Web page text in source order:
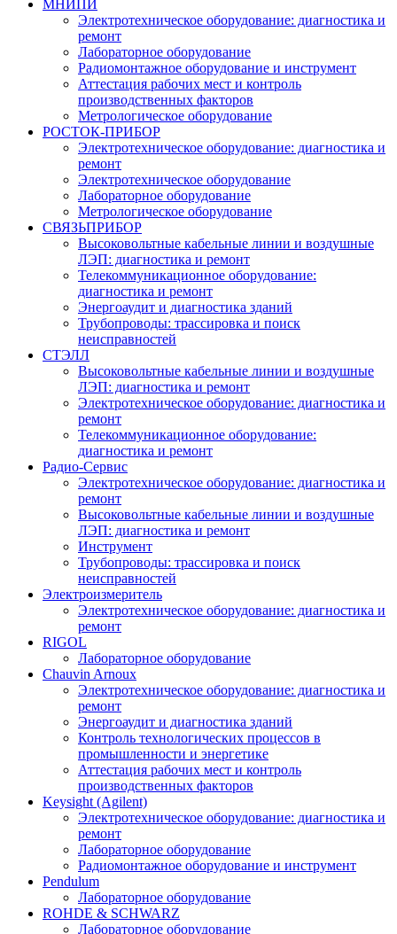
МНИПИ
Электротехническое оборудование: диагностика и
ремонт
Лабораторное оборудование
Радиомонтажное оборудование и инструмент
Аттестация рабочих мест и контроль
производственных факторов
Метрологическое оборудование
РОСТОК-ПРИБОР
Электротехническое оборудование: диагностика и
ремонт
Электротехническое оборудование
Лабораторное оборудование
Метрологическое оборудование
СВЯЗЬПРИБОР
Высоковольтные кабельные линии и воздушные
ЛЭП: диагностика и ремонт
Телекоммуникационное оборудование:
диагностика и ремонт
Энергоаудит и диагностика зданий
Трубопроводы: трассировка и поиск
неисправностей
СТЭЛЛ
Высоковольтные кабельные линии и воздушные
ЛЭП: диагностика и ремонт
Электротехническое оборудование: диагностика и
ремонт
Телекоммуникационное оборудование:
диагностика и ремонт
Радио-Cервис
Электротехническое оборудование: диагностика и
ремонт
Высоковольтные кабельные линии и воздушные
ЛЭП: диагностика и ремонт
Инструмент
Трубопроводы: трассировка и поиск
неисправностей
Электроизмеритель
Электротехническое оборудование: диагностика и
ремонт
RIGOL
Лабораторное оборудование
Chauvin Arnoux
Электротехническое оборудование: диагностика и
ремонт
Энергоаудит и диагностика зданий
Контроль технологических процессов в
промышленности и энергетике
Аттестация рабочих мест и контроль
производственных факторов
Keysight (Agilent)
Электротехническое оборудование: диагностика и
ремонт
Лабораторное оборудование
Радиомонтажное оборудование и инструмент
Pendulum
Лабораторное оборудование
ROHDE & SCHWARZ
Лабораторное оборудование